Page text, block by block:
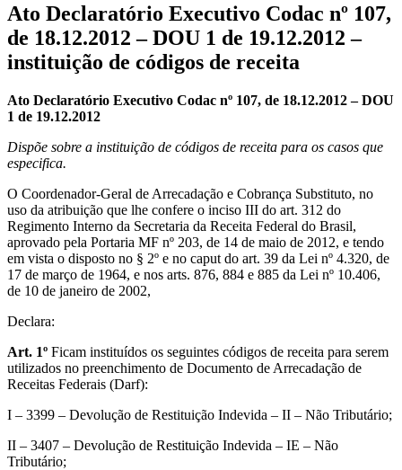
Ato Declaratório Executivo Codac nº 107,
de 18.12.2012 – DOU 1 de 19.12.2012 –
instituição de códigos de receita
Ato Declaratório Executivo Codac nº 107, de 18.12.2012 – DOU
1 de 19.12.2012
Dispõe sobre a instituição de códigos de receita para os casos que
especifica.
O Coordenador-Geral de Arrecadação e Cobrança Substituto, no
uso da atribuição que lhe confere o inciso III do art. 312 do
Regimento Interno da Secretaria da Receita Federal do Brasil,
aprovado pela Portaria MF nº 203, de 14 de maio de 2012, e tendo
em vista o disposto no § 2º e no caput do art. 39 da Lei nº 4.320, de
17 de março de 1964, e nos arts. 876, 884 e 885 da Lei nº 10.406,
de 10 de janeiro de 2002,
Declara:
Art. 1º Ficam instituídos os seguintes códigos de receita para serem
utilizados no preenchimento de Documento de Arrecadação de
Receitas Federais (Darf):
I – 3399 – Devolução de Restituição Indevida – II – Não Tributário;
II – 3407 – Devolução de Restituição Indevida – IE – Não
Tributário;